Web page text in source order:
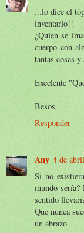
...lo dice el
inventarlo!!
¿Quien se
cuerpo con
tantas cosas
Excelente
Besos
Responder
Any 4 de
Si no
mundo
sentido
Que nunca
un abrazo